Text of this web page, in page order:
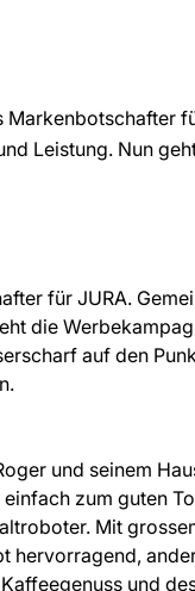
Leistung. Nun
für JURA.
die
auf den
und seinem
zum guten
Mit
hervorragend,
und